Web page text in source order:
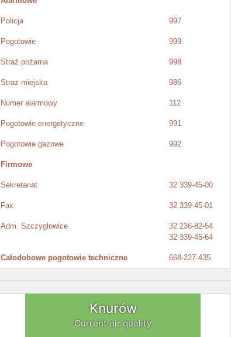
Policja 997
Pogotowie 999
Straż pożarna 998
Straż miejska 986
Numer alarmowy 112
Pogotowie energetyczne 991
Pogotowie gazowe 992
Firmowe
Sekretariat 32 339-45-00
Fax 32 339-45-01
Adm. Szczygłowice
32 236-82-54
32 339-45-64
Całodobowe pogotowie techniczne 668-227-435